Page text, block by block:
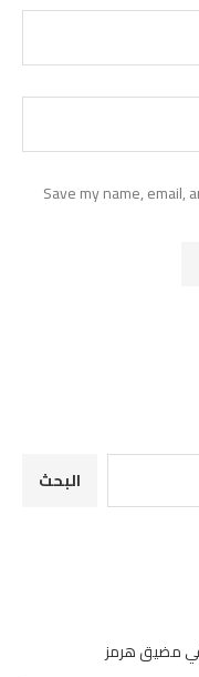
Save my name,
البحث
في مضيق هرمز